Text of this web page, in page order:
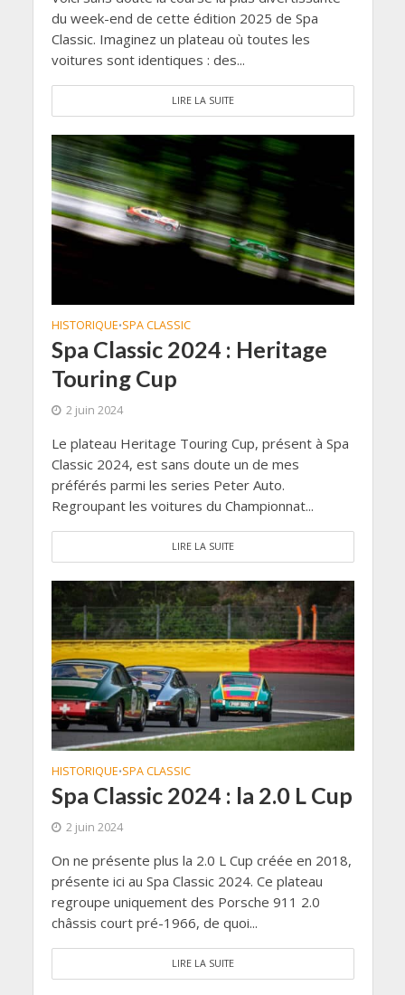
du week-end de cette édition 2025 de Spa
Classic. Imaginez un plateau où toutes les
voitures sont identiques : des...
LIRE LA SUITE
HISTORIQUE•SPA CLASSIC
Spa Classic 2024 : Heritage
Touring Cup
2 juin 2024
Le plateau Heritage Touring Cup, présent à Spa
Classic 2024, est sans doute un de mes
préférés parmi les series Peter Auto.
Regroupant les voitures du Championnat...
LIRE LA SUITE
HISTORIQUE•SPA CLASSIC
Spa Classic 2024 : la 2.0 L Cup
2 juin 2024
On ne présente plus la 2.0 L Cup créée en 2018,
présente ici au Spa Classic 2024. Ce plateau
regroupe uniquement des Porsche 911 2.0
châssis court pré-1966, de quoi...
LIRE LA SUITE